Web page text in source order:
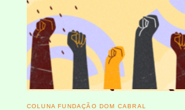
COLUNA FUNDAÇÃO DOM CABRAL